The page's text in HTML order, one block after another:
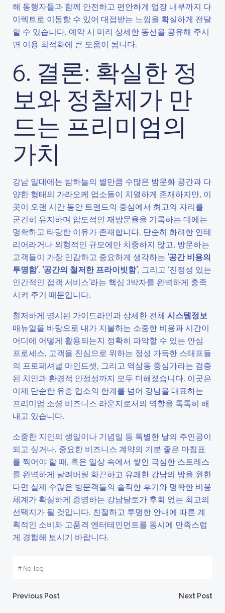
해 동행자들과 함께 안전하고 편안하게 업장 내부까지 다
이렉트로 이동할 수 있어 대접받는 느낌을 확실하게 전달
할 수 있습니다. 예약 시 미리 상세한 동선을 공유해 주시
면 이용 최적화에 큰 도움이 됩니다.
6. 결론: 확실한 정
보와 정찰제가 만
드는 프리미엄의
가치
강남 일대에는 밤하늘의 별만큼 수많은 밤문화 공간과 다
양한 형태의 가라오케 업소들이 치열하게 존재하지만, 이
곳이 오랜 시간 동안 트렌드의 중심에서 최고의 자리를
굳건히 유지하며 압도적인 재방문율을 기록하는 데에는
명확하고 타당한 이유가 존재합니다. 단순히 화려한 인테
리어라거나 외형적인 규모에만 치중하지 않고, 방문하는
고객들이 가장 민감하고 중요하게 생각하는 ‘공간 비용의
투명함’, ‘공간의 철저한 프라이빗함’, 그리고 ‘진정성 있는
인간적인 접객 서비스’라는 핵심 3박자를 완벽하게 충족
시켜 주기 때문입니다.
철저하게 명시된 가이드라인과 상세한 전체 시스템정보
매뉴얼을 바탕으로 내가 지불하는 소중한 비용과 시간이
어디에 어떻게 활용되는지 정확히 파악할 수 있는 안심
프로세스, 고객을 진심으로 위하는 정성 가득한 스태프들
의 프로페셔널 마인드셋, 그리고 역삼동 중심가라는 검증
된 치안과 환경적 안정성까지 모두 더해졌습니다. 이곳은
이제 단순한 유흥 업소의 한계를 넘어 강남을 대표하는
프리미엄 소셜 비즈니스 라운지로서의 역할을 톡톡히 해
내고 있습니다.
소중한 지인의 생일이나 기념일 등 특별한 날의 주인공이
되고 싶거나, 중요한 비즈니스 계약의 기분 좋은 마침표
를 찍어야 할 때, 혹은 일상 속에서 쌓인 극심한 스트레스
를 완벽하게 날려버릴 화끈하고 유쾌한 강남의 밤을 원한
다면 실제 수많은 방문객들의 솔직한 후기와 명확한 비용
체계가 확실하게 증명하는 강남달토가 후회 없는 최고의
선택지가 될 것입니다. 친절하고 투명한 안내에 따른 계
획적인 소비와 고품격 엔터테인먼트를 동시에 만족스럽
게 경험해 보시기 바랍니다.
#No Tag
Post
Previous Post Next Post